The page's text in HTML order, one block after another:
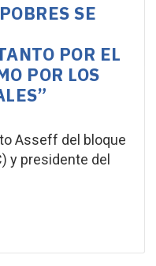
SE
POR EL
POR LOS
Asseff del bloque
y presidente del